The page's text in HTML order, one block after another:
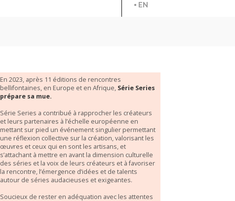
EN
En 2023, après 11 éditions de rencontres
bellifontaines, en Europe et en Afrique, Série Series
prépare sa mue.
Série Series a contribué à rapprocher les créateurs
et leurs partenaires à l’échelle européenne en
mettant sur pied un événement singulier permettant
une réflexion collective sur la création, valorisant les
œuvres et ceux qui en sont les artisans, et
s’attachant à mettre en avant la dimension culturelle
des séries et la voix de leurs créateurs et à favoriser
la rencontre, l’émergence d’idées et de talents
autour de séries audacieuses et exigeantes.
Soucieux de rester en adéquation avec les attentes